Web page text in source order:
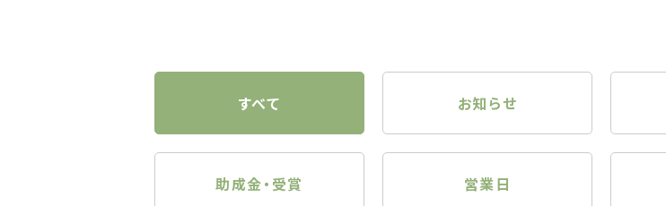
すべて お知らせ
助成金・受賞 営業日